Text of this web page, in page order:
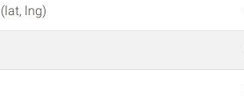
lng)